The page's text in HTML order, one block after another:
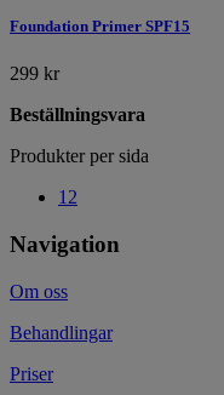
Foundation Primer SPF15
299 kr
Beställningsvara
Produkter per sida
12
Navigation
Om oss
Behandlingar
Priser